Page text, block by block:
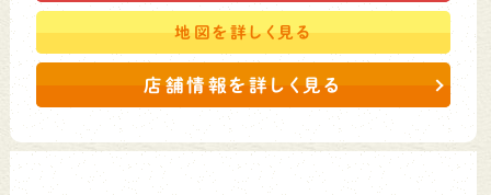
地図を詳しく見る
店舗情報を詳しく見る